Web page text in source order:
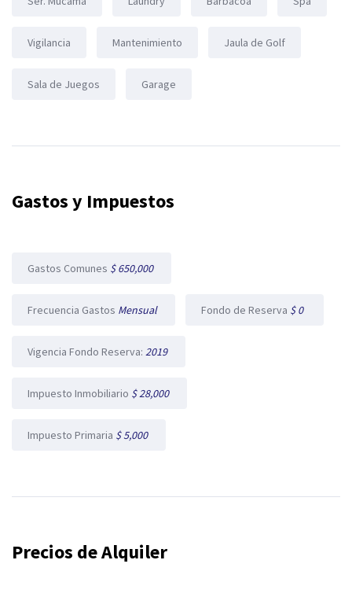
Vigilancia Mantenimiento Jaula de Golf
Sala de Juegos Garage
Gastos y Impuestos
Gastos Comunes $ 650,000
Frecuencia Gastos Mensual Fondo de Reserva $ 0
Vigencia Fondo Reserva: 2019
Impuesto Inmobiliario $ 28,000
Impuesto Primaria $ 5,000
Precios de Alquiler